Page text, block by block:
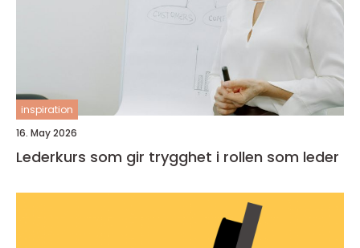
inspiration
16. May 2026
Lederkurs som gir trygghet i rollen som leder